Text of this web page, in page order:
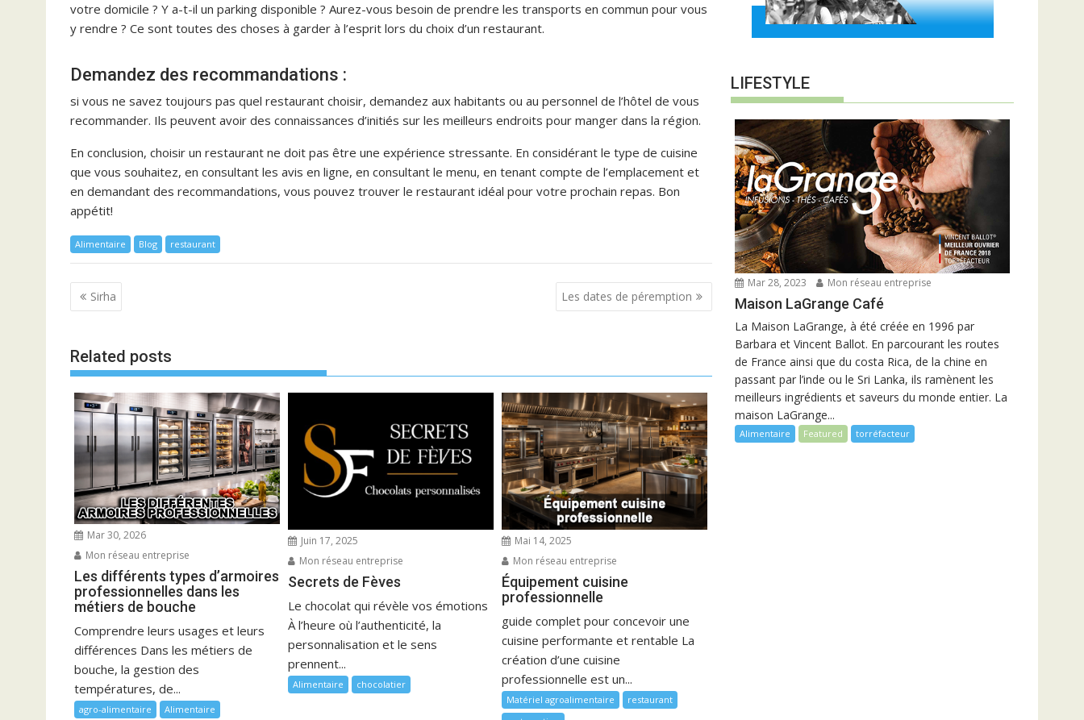
votre domicile ? Y a-t-il un parking disponible ? Aurez-vous besoin de prendre les transports en commun pour vous
y rendre ? Ce sont toutes des choses à garder à l’esprit lors du choix d’un restaurant.
Demandez des recommandations :
si vous ne savez toujours pas quel restaurant choisir, demandez aux habitants ou au personnel de l’hôtel de vous
recommander. Ils peuvent avoir des connaissances d’initiés sur les meilleurs endroits pour manger dans la région.
En conclusion, choisir un restaurant ne doit pas être une expérience stressante. En considérant le type de cuisine
que vous souhaitez, en consultant les avis en ligne, en consultant le menu, en tenant compte de l’emplacement et
en demandant des recommandations, vous pouvez trouver le restaurant idéal pour votre prochain repas. Bon
appétit!
Alimentaire Blog restaurant
Navigation
de
Sirha Les dates de péremption
Related posts
Mar 30, 2026
Mon réseau entreprise
Les différents types d’armoires
professionnelles dans les
métiers de bouche
Comprendre leurs usages et leurs
différences Dans les métiers de
bouche, la gestion des
températures, de...
agro-alimentaire Alimentaire
Juin 17, 2025
Mon réseau entreprise
Secrets de Fèves
Le chocolat qui révèle vos émotions
À l’heure où l’authenticité, la
personnalisation et le sens
prennent...
Alimentaire chocolatier
Mai 14, 2025
Mon réseau entreprise
Équipement cuisine
professionnelle
guide complet pour concevoir une
cuisine performante et rentable La
création d’une cuisine
professionnelle est un...
Matériel agroalimentaire
restaurant
LIFESTYLE
Mar 28, 2023 Mon réseau entreprise
Maison LaGrange Café
La Maison LaGrange, à été créée en 1996 par
Barbara et Vincent Ballot. En parcourant les routes
de France ainsi que du costa Rica, de la chine en
passant par l’inde ou le Sri Lanka, ils ramènent les
meilleurs ingrédients et saveurs du monde entier. La
maison LaGrange...
Alimentaire Featured torréfacteur